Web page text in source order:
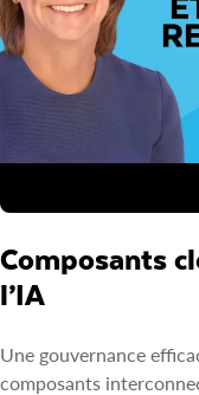
Composants
l’IA
Une gouvernance
composants